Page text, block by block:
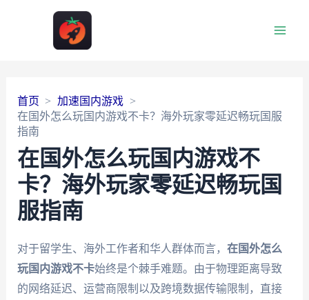
首页
加速国内游戏
在国外怎么玩国内游戏不卡？海外玩家零延迟畅玩国服
指南
在国外怎么玩国内游戏不
卡？海外玩家零延迟畅玩国
服指南
对于留学生、海外工作者和华人群体而言， 在国外怎么
玩国内游戏不卡始终是个棘手难题。由于物理距离导致
的网络延迟、运营商限制以及跨境数据传输限制，直接